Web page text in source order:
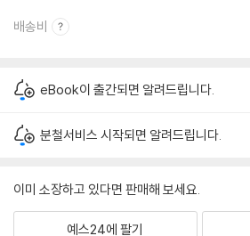
배송비
eBook이 출간되면 알려드립니다.
분철서비스 시작되면 알려드립니다.
이미 소장하고 있다면 판매해 보세요.
예스24에 팔기